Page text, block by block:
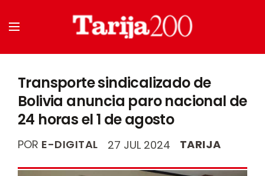
Transporte sindicalizado de
Bolivia anuncia paro nacional de
24 horas el 1 de agosto
POR E-DIGITAL 27 JUL 2024 TARIJA